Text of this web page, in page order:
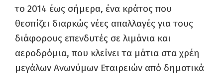
το 2014 έως σήμερα, ένα κράτος που
θεσπίζει διαρκώς νέες απαλλαγές για τους
διάφορους επενδυτές σε λιμάνια και
αεροδρόμια, που κλείνει τα μάτια στα χρέη
μεγάλων Ανωνύμων Εταιρειών από δημοτικά